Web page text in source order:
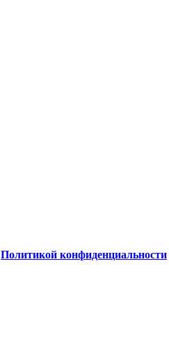
Политикой конфиденциальности